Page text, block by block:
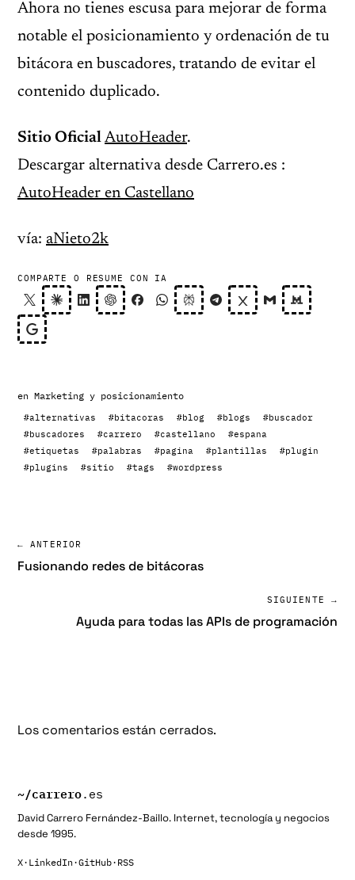
Ahora no tienes escusa para mejorar de forma
notable el posicionamiento y ordenación de tu
bitácora en buscadores, tratando de evitar el
contenido duplicado.
Sitio Oficial AutoHeader.
Descargar alternativa desde Carrero.es :
AutoHeader en Castellano
vía: aNieto2k
COMPARTE O RESUME CON IA
en Marketing y posicionamiento
#alternativas #bitacoras #blog #blogs
#buscador
#buscadores
#carrero #castellano
#espana
#etiquetas
#palabras #pagina #plantillas
#plugin
#plugins
#sitio #tags #wordpress
← ANTERIOR
Fusionando redes de bitácoras
SIGUIENTE →
Ayuda para todas las APIs de programación
Los comentarios están cerrados.
~/carrero.es
David Carrero Fernández-Baillo. Internet, tecnología y negocios
desde 1995.
X· LinkedIn·GitHub· RSS